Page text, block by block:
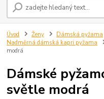
Úvod Ženy Dámská pyžama
Nadměrná dámská kapri pyžama
modrá
Dámské
světle modrá